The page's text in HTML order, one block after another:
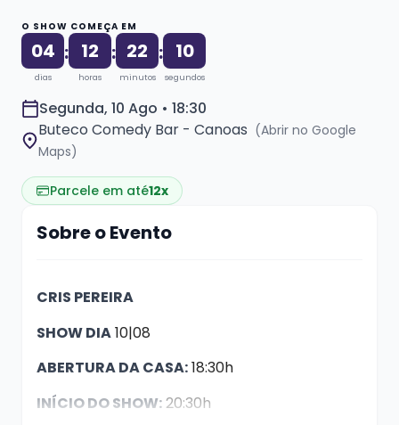
O SHOW COMEÇA EM
04
dias
: 12
horas
: 22
minutos
: 09
segundos
Segunda, 10 Ago • 18:30
Buteco Comedy Bar - Canoas (Abrir no Google
Maps)
Parcele em até12x
Sobre o Evento
CRIS PEREIRA
SHOW DIA10|08
ABERTURA DA CASA:18:30h
INÍCIO DO SHOW: 20:30h